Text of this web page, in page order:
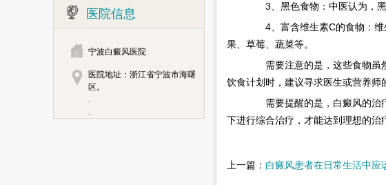
医院信息
宁波白癜风医院
医院地址：浙江省宁波市海曙
区。
.
.
3、黑色食物：中医认为，黑
4、富含维生素C的食物：维
果、草莓、蔬菜等。
需要注意的是，这些食物虽然
饮食计划时，建议寻求医生或营养师
需要提醒的是，白癜风的治疗
下进行综合治疗，才能达到理想的治
上一篇： 白癜风患者在日常生活中应